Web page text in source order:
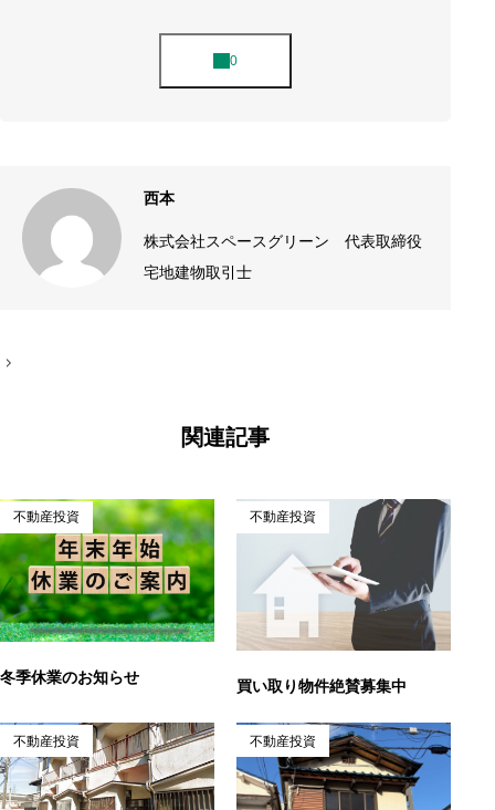
西本
株式会社スペースグリーン 代表取締役
宅地建物取引士
投
ン
関連記事
不動産投資
冬季休業のお知らせ
不動産投資
買い取り物件絶賛募集中
不動産投資 不動産投資